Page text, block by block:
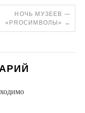
НОЧЬ МУЗЕЕВ —
«PROСИМВОЛЫ»
→